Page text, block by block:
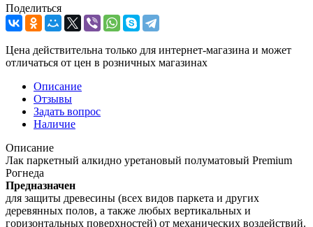
Поделиться
Цена действительна только для интернет-магазина и может
отличаться от цен в розничных магазинах
Описание
Отзывы
Задать вопрос
Наличие
Описание
Лак паркетный алкидно уретановый полуматовый Premium
Рогнеда
Предназначен
для защиты древесины (всех видов паркета и других
деревянных полов, а также любых вертикальных и
горизонтальных поверхностей) от механических воздействий.